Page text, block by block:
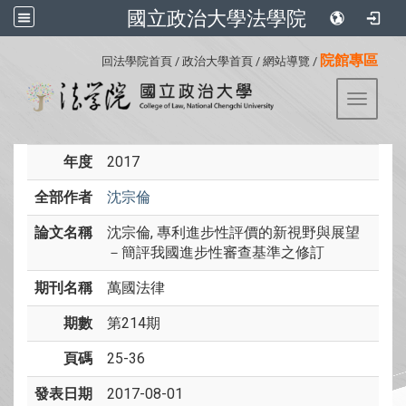
國立政治大學法學院
回法學院首頁 / 政治大學首頁 / 網站導覽 / 院館專區
Toggle
年度 2017
全部作者 沈宗倫
論文名稱
沈宗倫, 專利進步性評價的新視野與展望
－簡評我國進步性審查基準之修訂
期刊名稱 萬國法律
期數 第214期
頁碼 25-36
發表日期 2017-08-01